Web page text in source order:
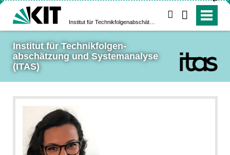
Institut für Technikfolgen­
abschätzung und System­analyse
(ITAS)